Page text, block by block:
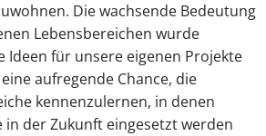
Die wachsende Bedeutung
Lebensbereichen wurde
Ideen für unsere eigenen Projekte
aufregende Chance, die
kennenzulernen, in denen
in der Zukunft eingesetzt werden